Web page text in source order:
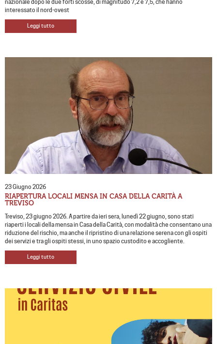
nazionale dopo le due forti scosse, di magnitudo 7,2 e 7,5, che hanno
interessato il nord-ovest
Leggi tutto
23 Giugno 2026
RIAPERTURA LOCALI MENSA IN CASA DELLA CARITÀ A
TREVISO
Treviso, 23 giugno 2026. A partire da ieri sera, lunedì 22 giugno, sono stati
riaperti i locali della mensa in Casa della Carità, con modalità che consentano una
riduzione del rischio, ma anche il ripristino di una relazione serena con gli ospiti
dei servizi e tra gli ospiti stessi, in uno spazio custodito e accogliente.
Leggi tutto